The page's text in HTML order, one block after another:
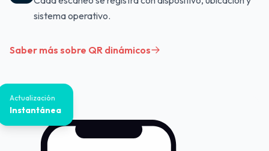
sistema operativo.
Saber más sobre QR dinámicos
Actualización
Instantánea